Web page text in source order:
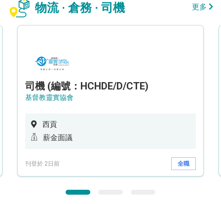
物流 · 倉務 · 司機 更多
司機 (編號：HCHDE/D/CTE)
基督教靈實協會
西貢
薪金面議
刊登於 2日前 全職